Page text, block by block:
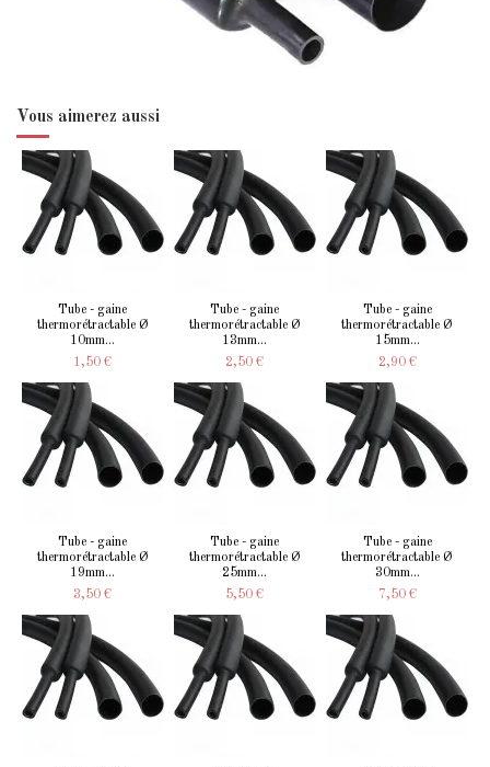
Vous aimerez aussi
Tube - gaine
thermorétractable Ø
10mm...
1,50 €
Tube - gaine
thermorétractable Ø
13mm...
2,50 €
Tube - gaine
thermorétractable Ø
15mm...
2,90 €
Tube - gaine
thermorétractable Ø
19mm...
3,50 €
Tube - gaine
thermorétractable Ø
25mm...
5,50 €
Tube - gaine
thermorétractable Ø
30mm...
7,50 €